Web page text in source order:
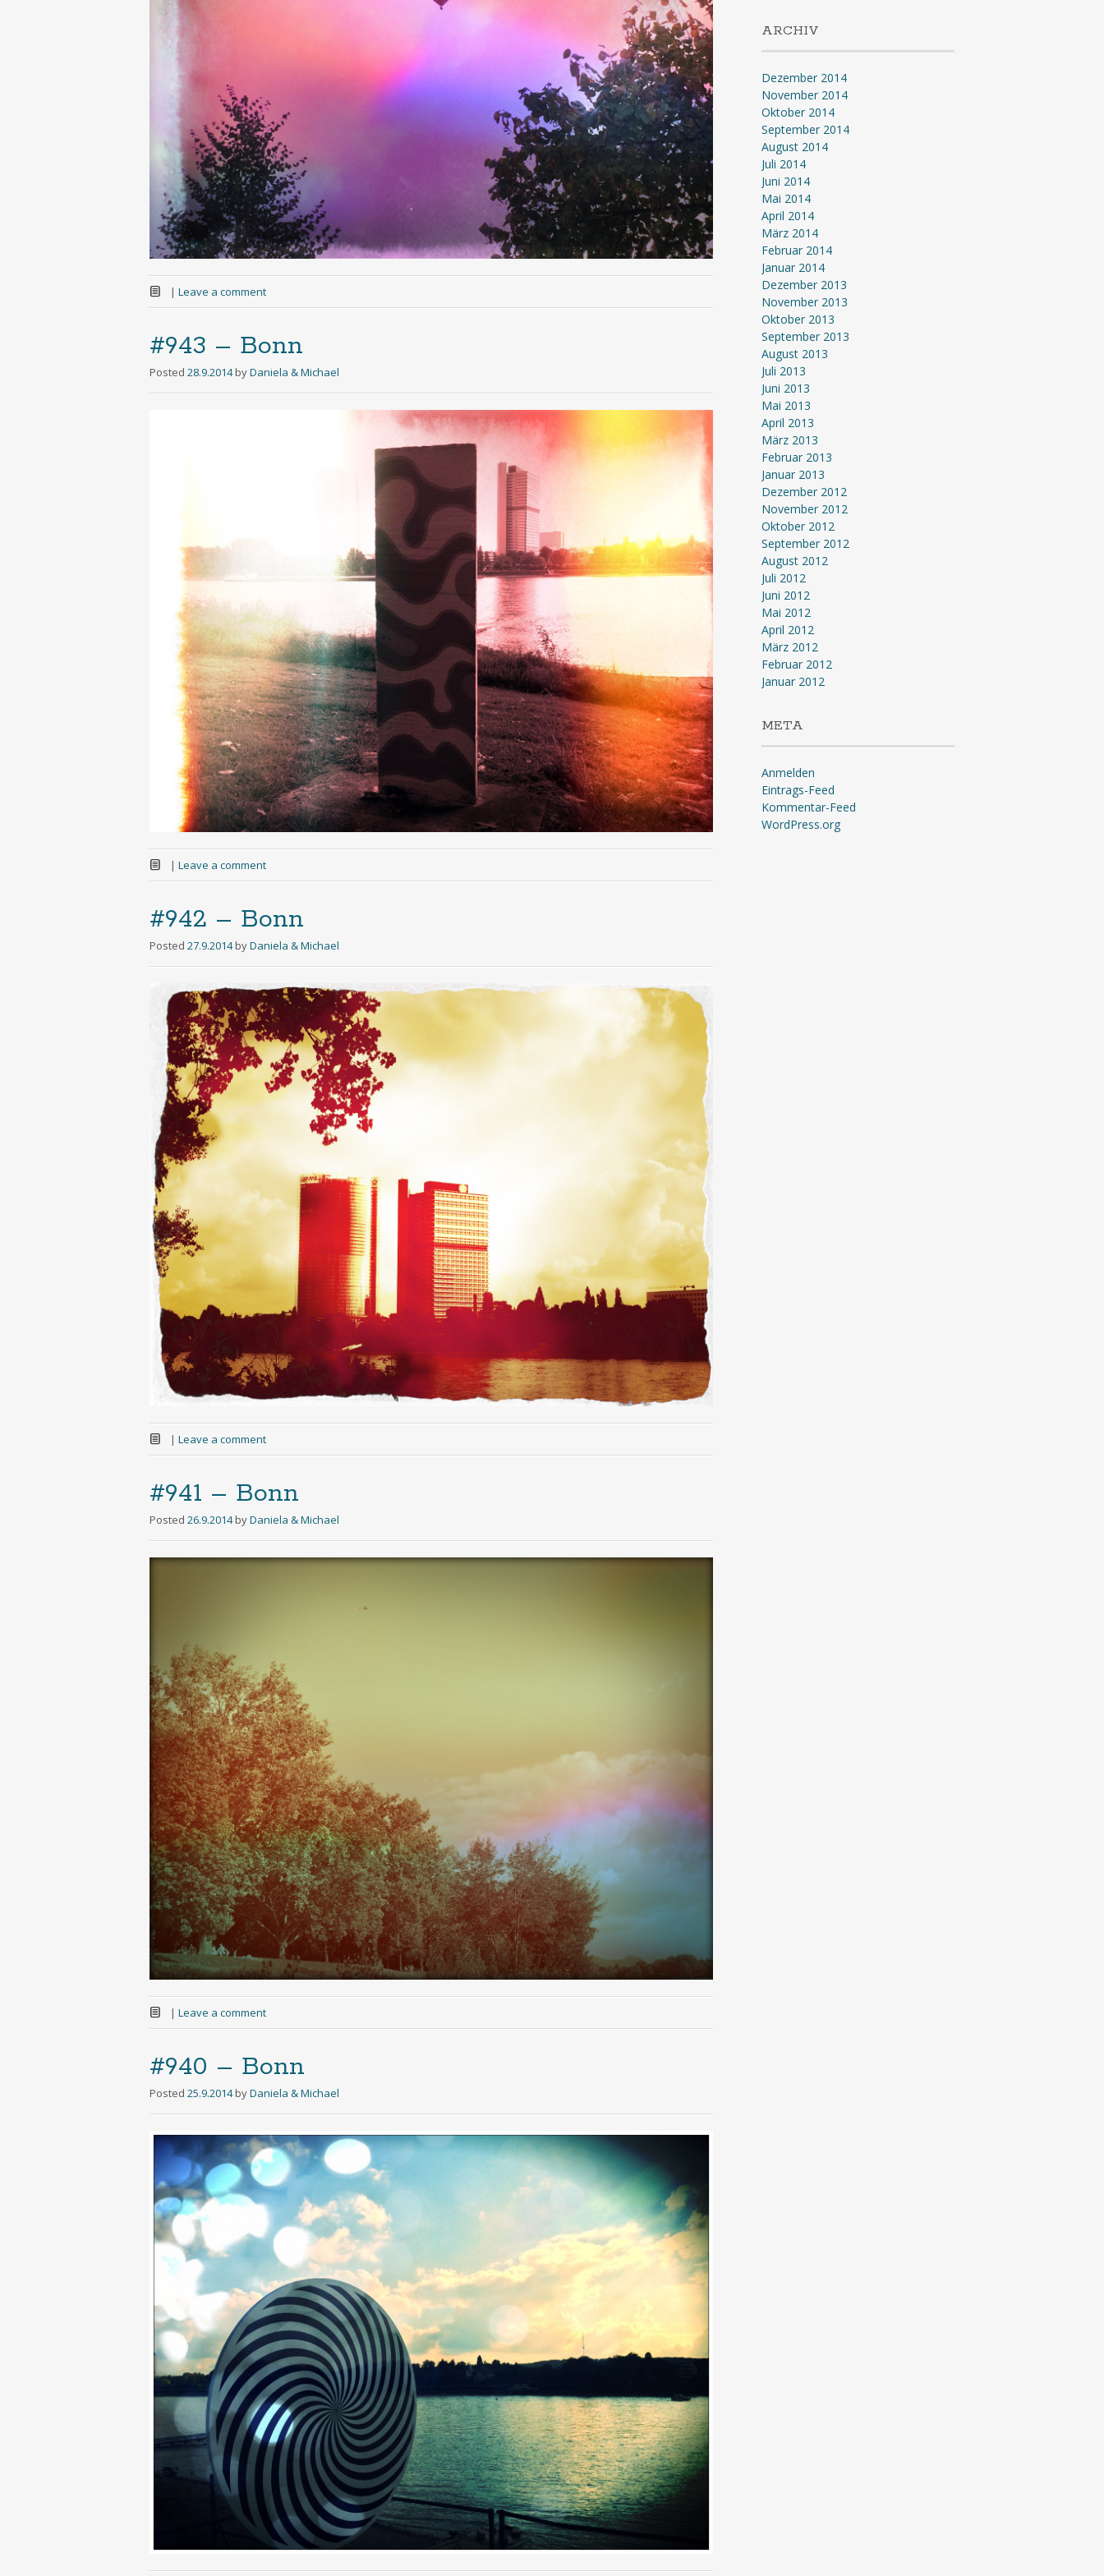
| Leave a comment
#943 – Bonn
Posted 28.9.2014 byDaniela & Michael
| Leave a comment
#942 – Bonn
Posted 27.9.2014 byDaniela & Michael
| Leave a comment
#941 – Bonn
Posted 26.9.2014 byDaniela & Michael
| Leave a comment
#940 – Bonn
Posted 25.9.2014 byDaniela & Michael
ARCHIV
Dezember 2014
November 2014
Oktober 2014
September 2014
August 2014
Juli 2014
Juni 2014
Mai 2014
April 2014
März 2014
Februar 2014
Januar 2014
Dezember 2013
November 2013
Oktober 2013
September 2013
August 2013
Juli 2013
Juni 2013
Mai 2013
April 2013
März 2013
Februar 2013
Januar 2013
Dezember 2012
November 2012
Oktober 2012
September 2012
August 2012
Juli 2012
Juni 2012
Mai 2012
April 2012
März 2012
Februar 2012
Januar 2012
META
Anmelden
Eintrags-Feed
Kommentar-Feed
WordPress.org